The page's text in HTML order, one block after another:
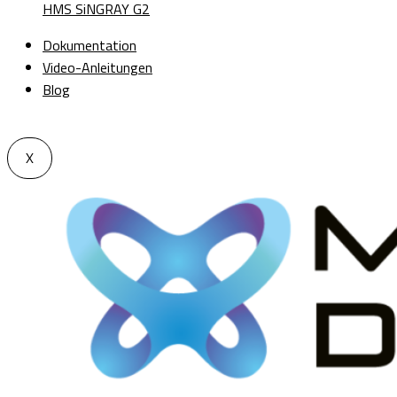
HMS SiNGRAY G2
Dokumentation
Video-Anleitungen
Blog
X